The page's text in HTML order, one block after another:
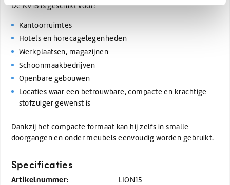
De KV15 is geschikt voor:
Kantoorruimtes
Hotels en horecagelegenheden
Werkplaatsen, magazijnen
Schoonmaakbedrijven
Openbare gebouwen
Locaties waar een betrouwbare, compacte en krachtige
stofzuiger gewenst is
Dankzij het compacte formaat kan hij zelfs in smalle
doorgangen en onder meubels eenvoudig worden gebruikt.
Specificaties
Artikelnummer: LION15